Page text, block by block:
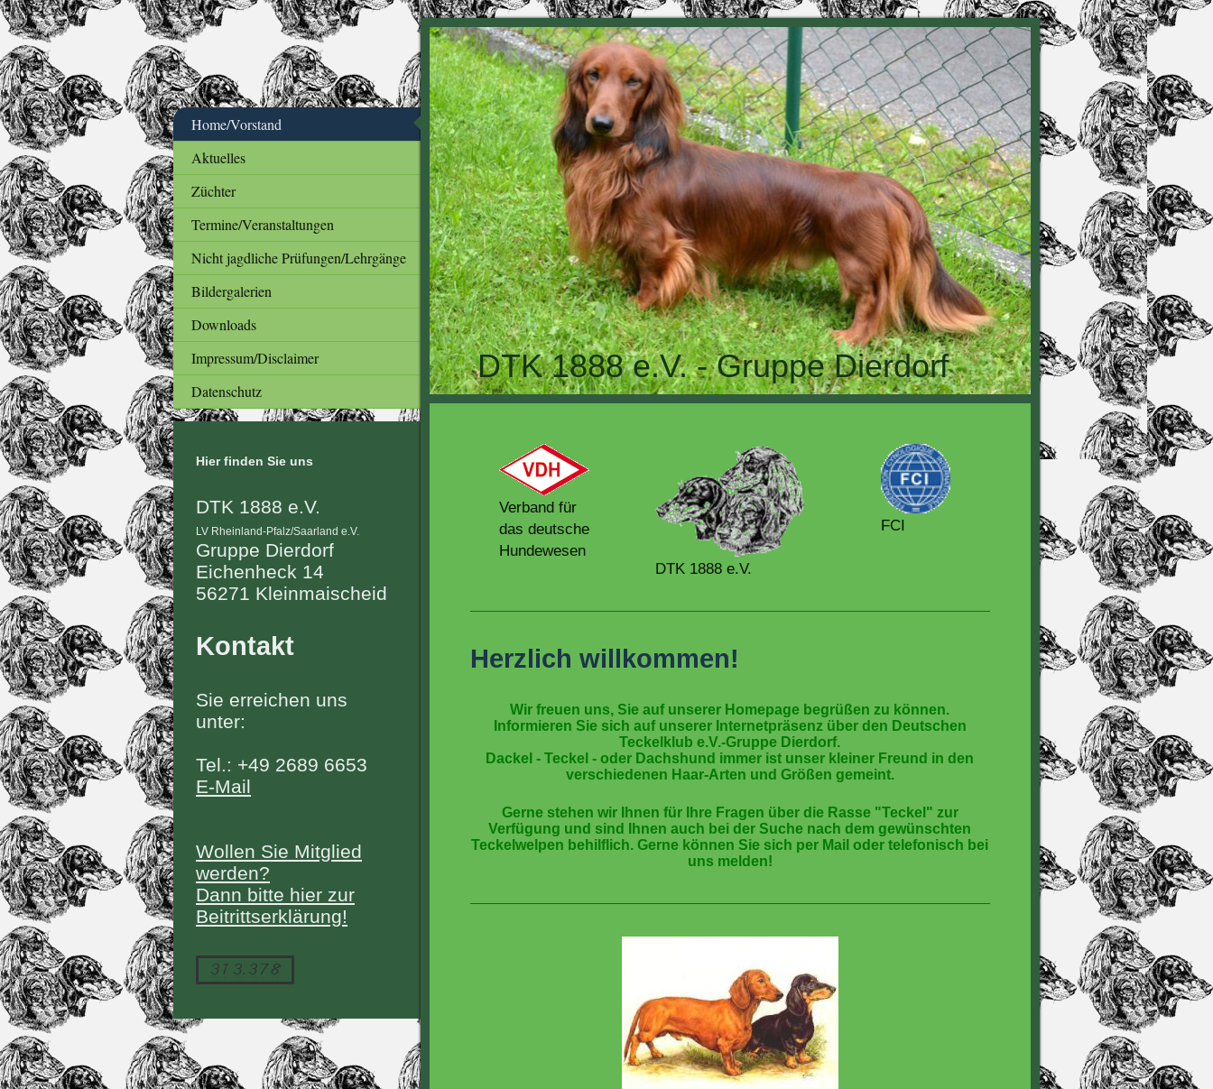
DTK 1888 e.V. - Gruppe Dierdorf
Verband für
das deutsche
Hundewesen
DTK 1888 e.V.
FCI
Herzlich willkommen!
Wir freuen uns, Sie auf unserer Homepage begrüßen zu können.
Informieren Sie sich auf unserer Internetpräsenz über den Deutschen
Teckelklub e.V.-Gruppe Dierdorf.
Dackel - Teckel - oder Dachshund immer ist unser kleiner Freund in den
verschiedenen Haar-Arten und Größen gemeint.
Gerne stehen wir Ihnen für Ihre Fragen über die Rasse "Teckel" zur
Verfügung und sind Ihnen auch bei der Suche nach dem gewünschten
Teckelwelpen behilflich. Gerne können Sie sich per Mail oder telefonisch bei
uns melden!
Home/Vorstand
Aktuelles
Züchter
Termine/Veranstaltungen
Nicht jagdliche Prüfungen/Lehrgänge
Bildergalerien
Downloads
Impressum/Disclaimer
Datenschutz
Hier finden Sie uns
DTK 1888 e.V.
LV Rheinland-Pfalz/Saarland e.V.
Gruppe Dierdorf
Eichenheck 14
56271 Kleinmaischeid
Kontakt
Sie erreichen uns
unter:
Tel.: +49 2689 6653
E-Mail
Wollen Sie Mitglied
werden?
Dann bitte hier zur
Beitrittserklärung!